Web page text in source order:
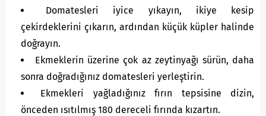
Domatesleri iyice yıkayın, ikiye kesip
çekirdeklerini çıkarın, ardından küçük küpler halinde
doğrayın.
Ekmeklerin üzerine çok az zeytinyağı sürün, daha
sonra doğradığınız domatesleri yerleştirin.
Ekmekleri yağladığınız fırın tepsisine dizin,
önceden ısıtılmış 180 dereceli fırında kızartın.